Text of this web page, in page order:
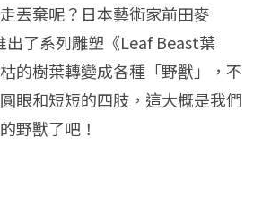
丟棄呢？日本藝術家前田麥
出了系列雕塑《Leaf Beast葉
的樹葉轉變成各種「野獸」，不
眼和短短的四肢，這大概是我們
野獸了吧！